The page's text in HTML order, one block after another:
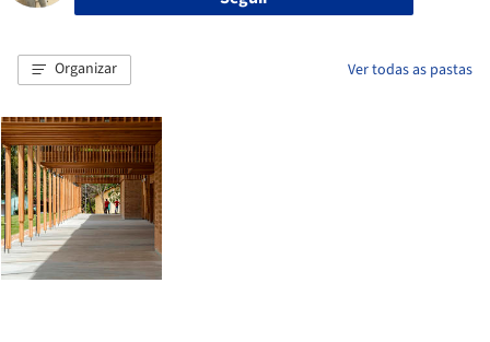
Organizar Ver todas as pastas